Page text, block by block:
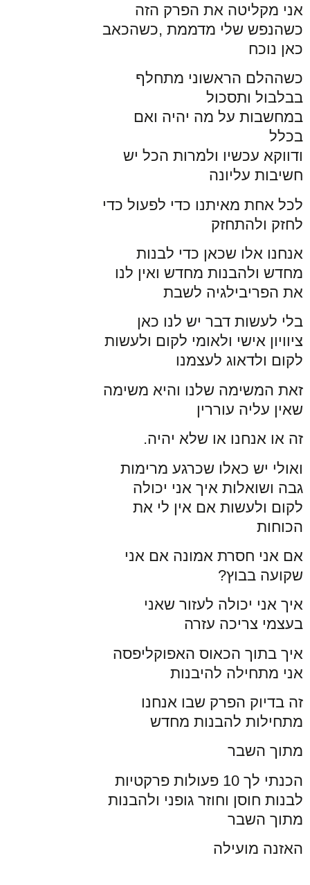
אני מקליטה את הפרק הזה
כשהנפש שלי מדממת ,כשהכאב
כאן נוכח
כשההלם הראשוני מתחלף
בבלבול ותסכול
במחשבות על מה יהיה ואם
בכלל
ודווקא עכשיו ולמרות הכל יש
חשיבות עליונה
לכל אחת מאיתנו כדי לפעול כדי
לחזק ולהתחזק
אנחנו אלו שכאן כדי לבנות
מחדש ולהבנות מחדש ואין לנו
את הפריבילגיה לשבת
בלי לעשות דבר יש לנו כאן
ציוויון אישי ולאומי לקום ולעשות
לקום ולדאוג לעצמנו
זאת המשימה שלנו והיא משימה
שאין עליה עוררין
זה או אנחנו או שלא יהיה.
ואולי יש כאלו שכרגע מרימות
גבה ושואלות איך אני יכולה
לקום ולעשות אם אין לי את
הכוחות
אם אני חסרת אמונה אם אני
שקועה בבוץ?
איך אני יכולה לעזור שאני
בעצמי צריכה עזרה
איך בתוך הכאוס האפוקליפסה
אני מתחילה להיבנות
זה בדיוק הפרק שבו אנחנו
מתחילות להבנות מחדש
מתוך השבר
הכנתי לך 10 פעולות פרקטיות
לבנות חוסן וחוזר גופני ולהבנות
מתוך השבר
האזנה מועילה